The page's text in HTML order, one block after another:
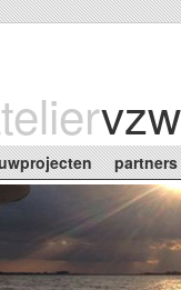
vzw
partners